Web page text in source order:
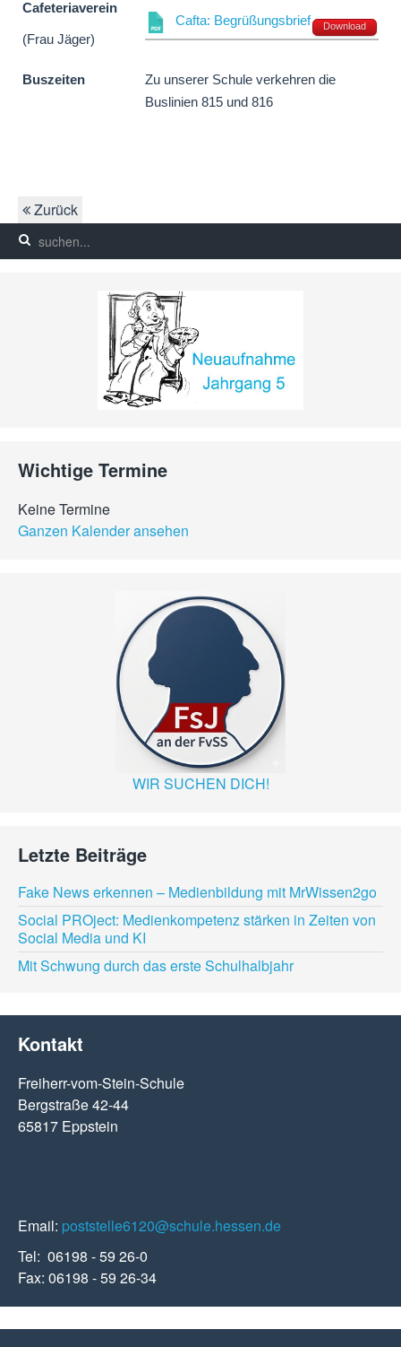
Cafeteriaverein
(Frau Jäger)
Cafta: Begrüßungsbrief Download
Buszeiten
Zu unserer Schule verkehren die
Buslinien 815 und 816
Zurück
Wichtige Termine
Keine Termine
Ganzen Kalender ansehen
WIR SUCHEN DICH!
Letzte Beiträge
Fake News erkennen – Medienbildung mit MrWissen2go
Social PROject: Medienkompetenz stärken in Zeiten von
Social Media und KI
Mit Schwung durch das erste Schulhalbjahr
Kontakt
Freiherr-vom-Stein-Schule
Bergstraße 42-44
65817 Eppstein
Email: poststelle6120@schule.hessen.de
Tel: 06198 - 59 26-0
Fax: 06198 - 59 26-34